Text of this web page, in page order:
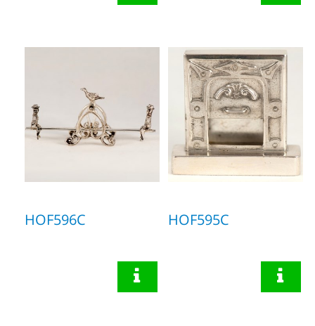
HOF596C HOF595C